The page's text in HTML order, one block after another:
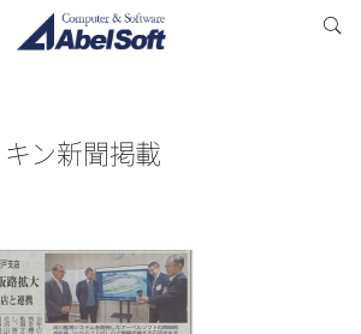
キン新聞掲載